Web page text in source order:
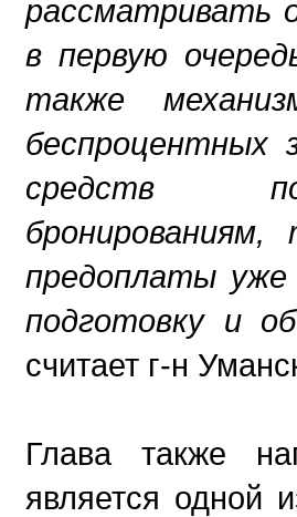
рассматривать
в первую
также
беспроцентных
средств
предоплаты
подготовку и
считает г-н
Глава также
является одной